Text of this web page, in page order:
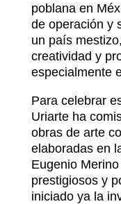
poblana en
de operación y
un país
creatividad y
especialmente
Para celebrar
Uriarte ha
obras de arte
elaboradas en
Eugenio
prestigiosos y
iniciado ya la